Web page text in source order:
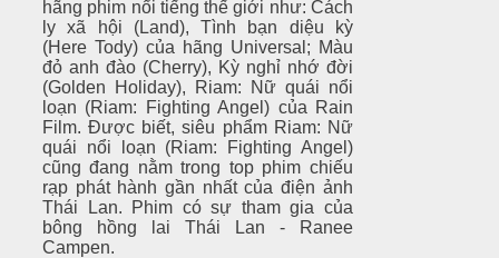
hãng phim nổi tiếng thế giới như: Cách
ly xã hội (Land), Tình bạn diệu kỳ
(Here Tody) của hãng Universal; Màu
đỏ anh đào (Cherry), Kỳ nghỉ nhớ đời
(Golden Holiday), Riam: Nữ quái nổi
loạn (Riam: Fighting Angel) của Rain
Film. Được biết, siêu phẩm Riam: Nữ
quái nổi loạn (Riam: Fighting Angel)
cũng đang nằm trong top phim chiếu
rạp phát hành gần nhất của điện ảnh
Thái Lan. Phim có sự tham gia của
bông hồng lai Thái Lan - Ranee
Campen.